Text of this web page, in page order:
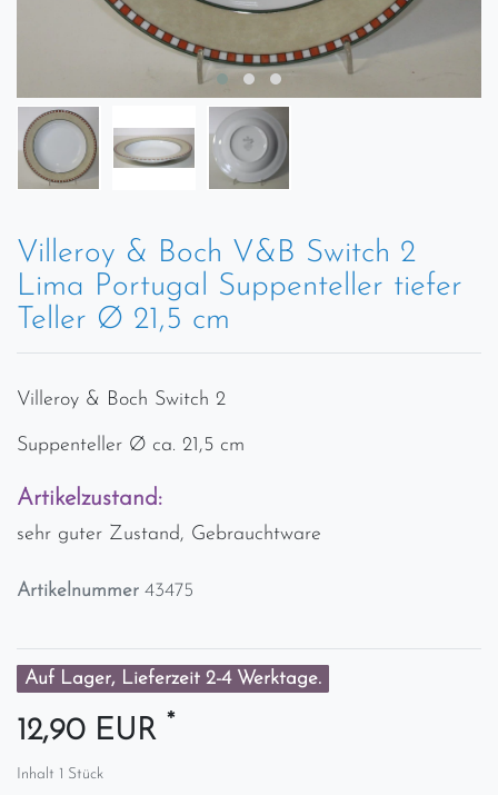
Villeroy & Boch V&B Switch 2
Lima Portugal Suppenteller tiefer
Teller Ø 21,5 cm
Villeroy & Boch Switch 2
Suppenteller Ø ca. 21,5 cm
Artikelzustand:
sehr guter Zustand, Gebrauchtware
Artikelnummer 43475
Auf Lager, Lieferzeit 2-4 Werktage.
12,90 EUR *
Inhalt 1 Stück